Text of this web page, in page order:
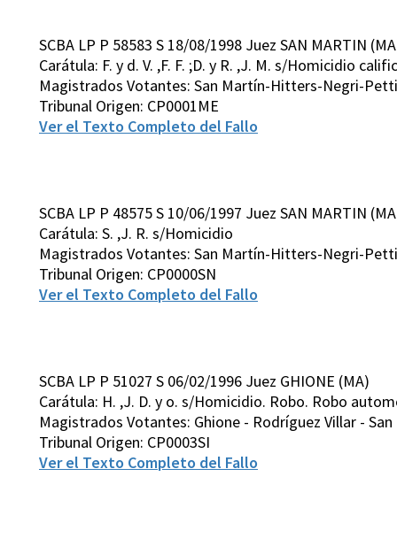
SCBA LP P 58583 S 18/08/1998 Juez SAN MARTIN
Carátula: F. y d. V. ,F. F. ;D. y R. ,J. M. s/Homicidio
Magistrados Votantes: San Martín-Hitters-Negri-
Tribunal Origen: CP0001ME
Ver el Texto Completo del Fallo
SCBA LP P 48575 S 10/06/1997 Juez SAN MARTIN
Carátula: S. ,J. R. s/Homicidio
Magistrados Votantes: San Martín-Hitters-Negri-
Tribunal Origen: CP0000SN
Ver el Texto Completo del Fallo
SCBA LP P 51027 S 06/02/1996 Juez GHIONE (MA)
Carátula: H. ,J. D. y o. s/Homicidio. Robo. Robo
Magistrados Votantes: Ghione - Rodríguez Villar -
Tribunal Origen: CP0003SI
Ver el Texto Completo del Fallo